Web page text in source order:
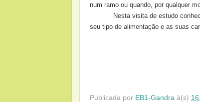
num ramo ou quando, por qualquer
Nesta visita de estudo
seu tipo de alimentação e as suas
Publicada por EB1-Gandra à(s)